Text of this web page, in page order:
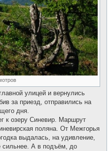
улицей и вернулись
за приезд, отправились на
дня.
к озеру Синевир. Маршрут
поляна. От Межгорья
выдалась, на удивление,
А в подъём, до